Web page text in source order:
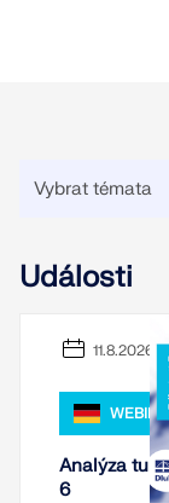
Starší produkty
Události
11.8.2026
Analýza
6